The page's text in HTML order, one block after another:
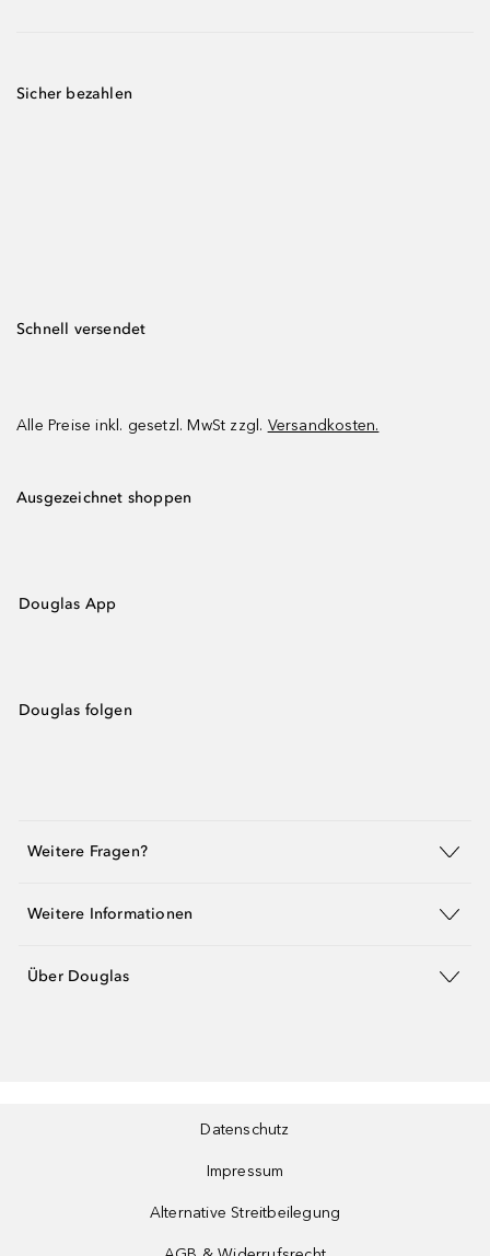
Sicher bezahlen
Schnell versendet
Alle Preise inkl. gesetzl. MwSt zzgl. Versandkosten.
Ausgezeichnet shoppen
Douglas App
Douglas folgen
Weitere Fragen?
Weitere Informationen
Über Douglas
Datenschutz
Impressum
Alternative Streitbeilegung